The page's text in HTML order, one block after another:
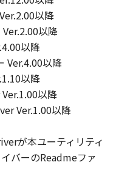
連する外国政府
しに、「本ソフ
、直接または間
ト
関係会社、それ
並びにキヤノン
る許諾ソフトウ
よび許諾ソフト
バグの修正ある
て、いかなる責
以降
Ver.2.00以降
以降
Ver.4.00以降
以降
以降
Ver.1.00以降
が本ユーティリティ
バーのReadmeファ